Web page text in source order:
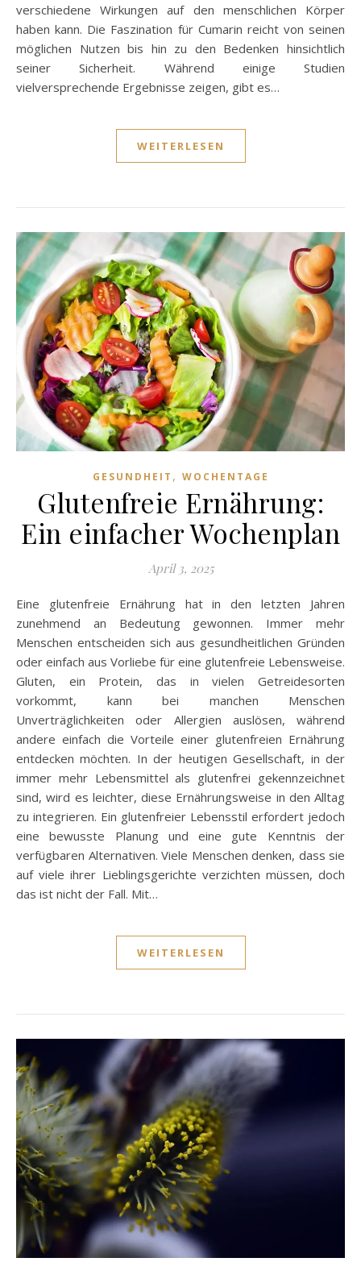
verschiedene Wirkungen auf den menschlichen Körper
haben kann. Die Faszination für Cumarin reicht von seinen
möglichen Nutzen bis hin zu den Bedenken hinsichtlich
seiner Sicherheit. Während einige Studien
vielversprechende Ergebnisse zeigen, gibt es…
WEITERLESEN
GESUNDHEIT , WOCHENTAGE
Glutenfreie Ernährung:
Ein einfacher Wochenplan
April 3, 2025
Eine glutenfreie Ernährung hat in den letzten Jahren
zunehmend an Bedeutung gewonnen. Immer mehr
Menschen entscheiden sich aus gesundheitlichen Gründen
oder einfach aus Vorliebe für eine glutenfreie Lebensweise.
Gluten, ein Protein, das in vielen Getreidesorten
vorkommt, kann bei manchen Menschen
Unverträglichkeiten oder Allergien auslösen, während
andere einfach die Vorteile einer glutenfreien Ernährung
entdecken möchten. In der heutigen Gesellschaft, in der
immer mehr Lebensmittel als glutenfrei gekennzeichnet
sind, wird es leichter, diese Ernährungsweise in den Alltag
zu integrieren. Ein glutenfreier Lebensstil erfordert jedoch
eine bewusste Planung und eine gute Kenntnis der
verfügbaren Alternativen. Viele Menschen denken, dass sie
auf viele ihrer Lieblingsgerichte verzichten müssen, doch
das ist nicht der Fall. Mit…
WEITERLESEN